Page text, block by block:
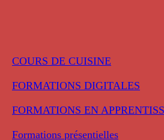
COURS DE CUISINE
FORMATIONS DIGITALES
FORMATIONS EN
Formations présentielles